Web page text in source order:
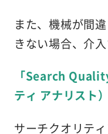
また、機械が間
きない場合、介
「Search
ティ アナリスト）
サーチクオリテ